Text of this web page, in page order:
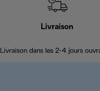
Livraison
Livraison dans les 2-4 jours